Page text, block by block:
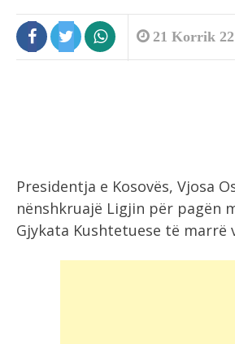
21 Korrik
Presidentja e Kosovës, Vjosa
nënshkruajë Ligjin për pagën
Gjykata Kushtetuese të marrë